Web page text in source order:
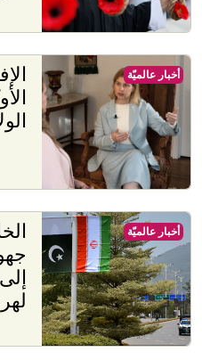
أخبار عالميّة
أخبار عالميّة